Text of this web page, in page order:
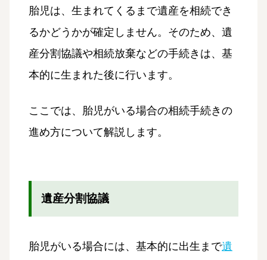
胎児は、生まれてくるまで遺産を相続でき
るかどうかが確定しません。そのため、遺
産分割協議や相続放棄などの手続きは、基
本的に生まれた後に行います。
ここでは、胎児がいる場合の相続手続きの
進め方について解説します。
遺産分割協議
胎児がいる場合には、基本的に出生まで遺